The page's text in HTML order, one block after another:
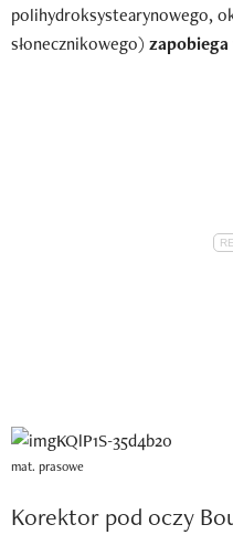
polihydroksystearynowego,
słonecznikowego)
mat. prasowe
Korektor pod oczy